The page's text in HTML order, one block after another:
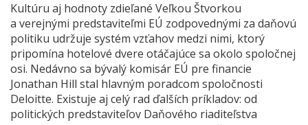
Kultúru aj hodnoty zdieľané Veľkou Štvorkou
a verejnými predstaviteľmi EÚ zodpovednými za daňovú
politiku udržuje systém vzťahov medzi nimi, ktorý
pripomína hotelové dvere otáčajúce sa okolo spoločnej
osi. Nedávno sa bývalý komisár EÚ pre financie
Jonathan Hill stal hlavným poradcom spoločnosti
Deloitte. Existuje aj celý rad ďalších príkladov: od
politických predstaviteľov Daňového riaditeľstva